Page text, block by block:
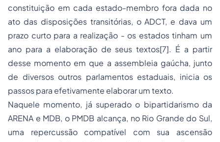
constituição em cada estado-membro fora dada no
ato das disposições transitórias, o ADCT, e dava um
prazo curto para a realização - os estados tinham um
ano para a elaboração de seus textos[7]. É a partir
desse momento em que a assembleia gaúcha, junto
de diversos outros parlamentos estaduais, inicia os
passos para efetivamente elaborar um texto.
Naquele momento, já superado o bipartidarismo da
ARENA e MDB, o PMDB alcança, no Rio Grande do Sul,
uma repercussão compatível com sua ascensão